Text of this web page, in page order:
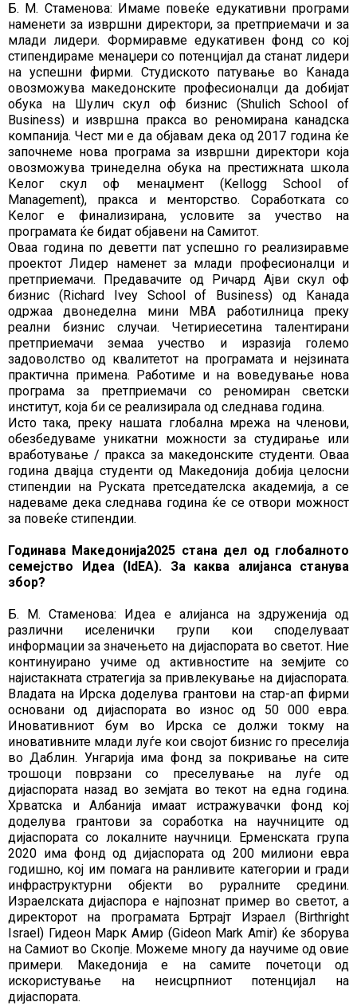
Б. М. Стаменова: Имаме повеќе едукативни програми
наменети за извршни директори, за претприемачи и за
млади лидери. Формиравме едукативен фонд со кој
стипендираме менаџери со потенцијал да станат лидери
на успешни фирми. Студиското патување во Канада
овозможува македонските професионалци да добијат
обука на Шулич скул оф бизнис (Shulich School of
Business) и извршна пракса во реномирана канадска
компанија. Чест ми е да објавам дека од 2017 година ќе
започнеме нова програма за извршни директори која
овозможува тринеделна обука на престижната школа
Келог скул оф менаџмент (Kellogg School of
Management), пракса и менторство. Соработката со
Келог е финализирана, условите за учество на
програмата ќе бидат објавени на Самитот.
Оваа година по деветти пат успешно го реализиравме
проектот Лидер наменет за млади професионалци и
претприемачи. Предавачите од Ричард Ајви скул оф
бизнис (Richard Ivey School of Business) од Канада
одржаа двонеделна мини МВА работилница преку
реални бизнис случаи. Четириесетина талентирани
претприемачи земаа учество и изразија големо
задоволство од квалитетот на програмата и нејзината
практична примена. Работиме и на воведување нова
програма за претприемачи со реномиран светски
институт, која би се реализирала од следнава година.
Исто така, преку нашата глобална мрежа на членови,
обезбедуваме уникатни можности за студирање или
вработување / пракса за македонските студенти. Оваа
година двајца студенти од Македонија добија целосни
стипендии на Руската претседателска академија, а се
надеваме дека следнава година ќе се отвори можност
за повеќе стипендии.
Годинава Македонија2025 стана дел од глобалното
семејство Идеа (IdEA). За каква алијанса станува
збор?
Б. М. Стаменова: Идеа е алијанса на здруженија од
различни иселенички групи кои споделуваат
информации за значењето на дијаспората во светот. Ние
континуирано учиме од активностите на земјите со
најистакната стратегија за привлекување на дијаспората.
Владата на Ирска доделува грантови на стар-ап фирми
основани од дијаспората во износ од 50 000 евра.
Иновативниот бум во Ирска се должи токму на
иновативните млади луѓе кои својот бизнис го преселија
во Даблин. Унгарија има фонд за покривање на сите
трошоци поврзани со преселување на луѓе од
дијаспората назад во земјата во текот на една година.
Хрватска и Албанија имаат истражувачки фонд кој
доделува грантови за соработка на научниците од
дијаспората со локалните научници. Ерменската група
2020 има фонд од дијаспората од 200 милиони евра
годишно, кој им помага на ранливите категории и гради
инфраструктурни објекти во руралните средини.
Израелската дијаспора е најпознат пример во светот, а
директорот на програмата Бртрајт Израел (Birthright
Israel) Гидеон Марк Амир (Gideon Mark Amir) ќе зборува
на Самиот во Скопје. Можеме многу да научиме од овие
примери. Македонија е на самите почетоци од
искористување на неисцрпниот потенцијал на
дијаспората.